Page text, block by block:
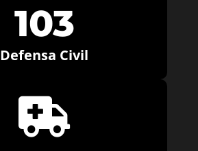
103
Defensa Civil
